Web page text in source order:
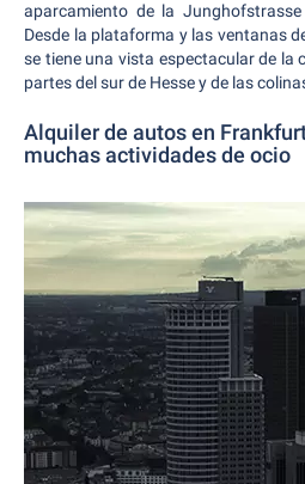
aparcamiento de la
Desde la plataforma y las ventanas
se tiene una vista espectacular de la
partes del sur de Hesse y de las
Alquiler de autos en
muchas actividades de ocio